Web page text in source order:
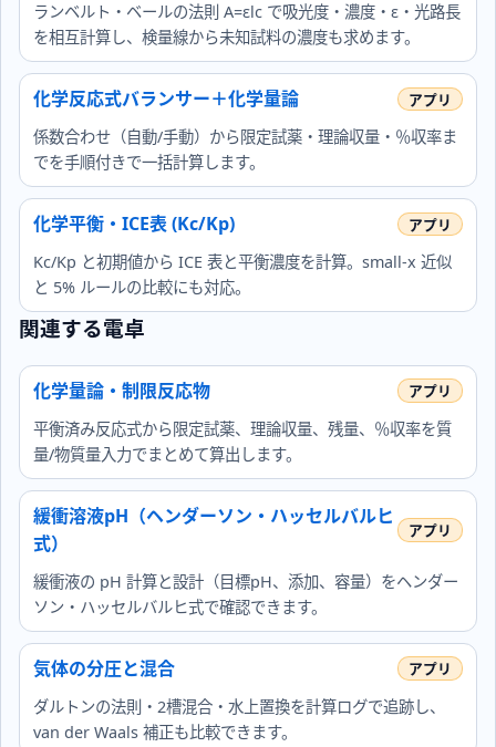
ランベルト・ベールの法則 A=εlc で吸光度・濃度・ε・光路長
を相互計算し、検量線から未知試料の濃度も求めます。
化学反応式バランサー＋化学量論
係数合わせ（自動/手動）から限定試薬・理論収量・％収率ま
でを手順付きで一括計算します。
化学平衡・ICE表 (Kc/Kp)
Kc/Kp と初期値から ICE 表と平衡濃度を計算。small‑x 近似
と 5% ルールの比較にも対応。
関連する電卓
化学量論・制限反応物
平衡済み反応式から限定試薬、理論収量、残量、％収率を質
量/物質量入力でまとめて算出します。
緩衝溶液pH（ヘンダーソン・ハッセルバルヒ
式）
緩衝液の pH 計算と設計（目標pH、添加、容量）をヘンダー
ソン・ハッセルバルヒ式で確認できます。
気体の分圧と混合
ダルトンの法則・2槽混合・水上置換を計算ログで追跡し、
van der Waals 補正も比較できます。